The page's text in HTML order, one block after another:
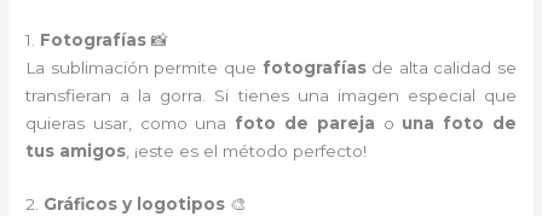
1. Fotografías 📸
La sublimación permite que fotografíasde alta calidad se
transfieran a la gorra. Si tienes una imagen especial que
quieras usar, como una foto de pareja o una foto de
tus amigos , ¡este es el método perfecto!
2. Gráficos y logotipos 🎨